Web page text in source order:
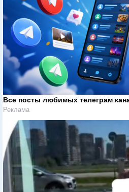
Все посты любимых телеграм
Реклама